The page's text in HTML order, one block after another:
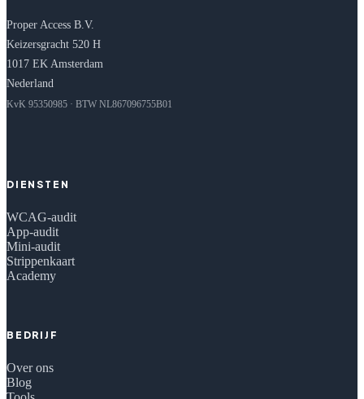
Proper Access B.V.
Keizersgracht 520 H
1017 EK Amsterdam
Nederland
KvK 95350985 · BTW NL867096755B01
DIENSTEN
WCAG-audit
App-audit
Mini-audit
Strippenkaart
Academy
BEDRIJF
Over ons
Blog